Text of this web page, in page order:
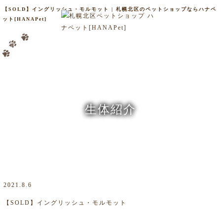
【SOLD】イングリッシュ・モルモット | 札幌北区のペットショップならハナペ
ット[HANAPet]
生体紹介
2021.8.6
【SOLD】イングリッシュ・モルモット